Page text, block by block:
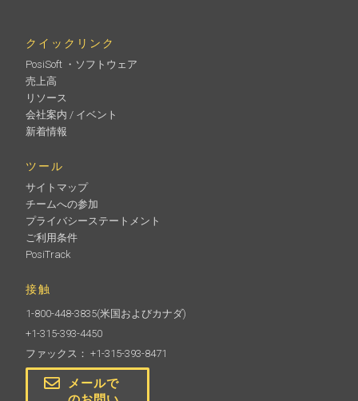
クイックリンク
PosiSoft ・ソフトウェア
売上高
リソース
会社案内 / イベント
新着情報
ツール
サイトマップ
チームへの参加
プライバシーステートメント
ご利用条件
PosiTrack
接触
1-800-448-3835(米国およびカナダ)
+1-315-393-4450
ファックス： +1-315-393-8471
メールで